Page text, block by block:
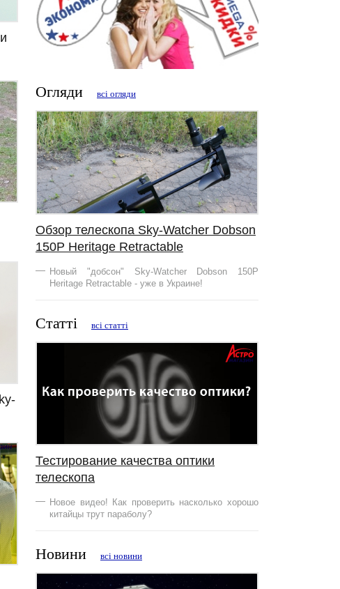
Огляди всі огляди
Обзор телескопа Sky-Watcher Dobson
150Р Heritage Retractable
Новый "добсон" Sky-Watcher Dobson 150Р
Heritage Retractable - уже в Украине!
Статті всі статті
Тестирование качества оптики
телескопа
Новое видео! Как проверить насколько хорошо
китайцы трут параболу?
Новини всі новини